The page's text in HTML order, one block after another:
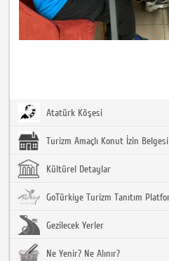
Atatürk Köşesi
Turizm Amaçlı Konut İzin
Kültürel Detaylar
GoTürkiye Turizm Tanıtım
Gezilecek Yerler
Ne Yenir? Ne Alınır?